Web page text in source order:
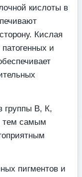
кислоты в
Кислая
и
группы В, К,
тем самым
пигментов и